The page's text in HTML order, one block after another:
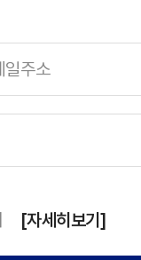
[자세히보기]